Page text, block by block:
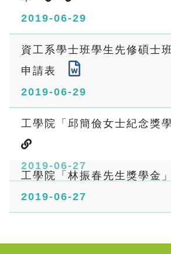
2019-06-29
資工系學士班學生先修碩士
申請表
2019-06-29
工學院「邱簡儉女士紀念獎
2019-06-27
工學院「林振春先生獎學金
2019-06-27